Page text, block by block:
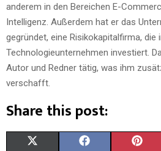
anderem in den Bereichen E-
Intelligenz. Außerdem hat er das
gegründet, eine Risikokapitalfirma, die
Technologieunternehmen investiert.
Autor und Redner tätig, was ihm
verschafft.
Share this post: